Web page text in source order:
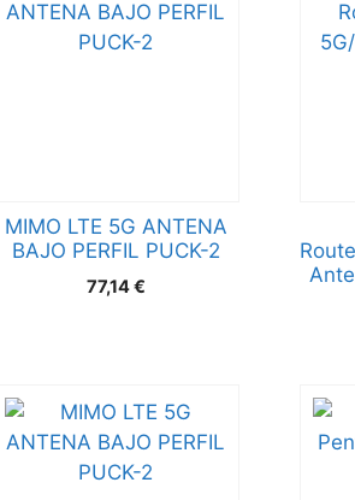
MIMO LTE 5G ANTENA
BAJO PERFIL PUCK-2
77,14€